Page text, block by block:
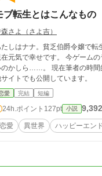
ブ転生とはこんなもの
さよ（さよ吉）
ナナ。貧乏伯爵令嬢で転生者です。 乙女ゲームのプロローグで死んじゃうモブに転生したけ
です。 今ゲームのラスト近くの婚約破棄の現場にいるんだけど、なんだか様子がおかしいの。 いったいどうしたらい
在筆者の時間的かつ体力的に感想などを受け付けない設定にしております。 どうぞよろしくお願いいたします。
イトでも公開しています。
愛 完結 短編
24h.ポイント 127pt 小説 9,392
恋愛 異世界 ハッピーエン